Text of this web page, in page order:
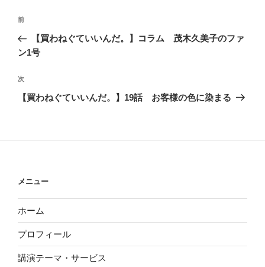
投
ナ
ゲ
ー
前
の
投
前
【買わねぐていいんだ。】コラム 茂木久美子のファ
ン1号
次
の
次
【買わねぐていいんだ。】19話 お客様の色に染まる
メニュー
ホーム
プロフィール
講演テーマ・サービス